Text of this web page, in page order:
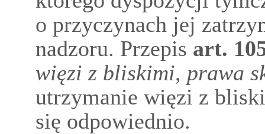
o przyczynach jej
nadzoru. Przepis art.
więzi z bliskimi, prawa
utrzymanie więzi z
się odpowiednio.